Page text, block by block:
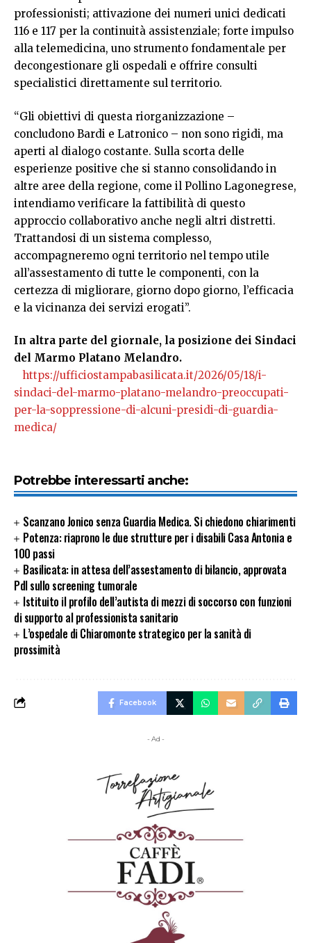
professionisti; attivazione dei numeri unici dedicati
116 e 117 per la continuità assistenziale; forte impulso
alla telemedicina, uno strumento fondamentale per
decongestionare gli ospedali e offrire consulti
specialistici direttamente sul territorio.
“Gli obiettivi di questa riorganizzazione –
concludono Bardi e Latronico – non sono rigidi, ma
aperti al dialogo costante. Sulla scorta delle
esperienze positive che si stanno consolidando in
altre aree della regione, come il Pollino Lagonegrese,
intendiamo verificare la fattibilità di questo
approccio collaborativo anche negli altri distretti.
Trattandosi di un sistema complesso,
accompagneremo ogni territorio nel tempo utile
all’assestamento di tutte le componenti, con la
certezza di migliorare, giorno dopo giorno, l’efficacia
e la vicinanza dei servizi erogati”.
In altra parte del giornale, la posizione dei Sindaci
del Marmo Platano Melandro.
https://ufficiostampabasilicata.it/2026/05/18/i-
sindaci-del-marmo-platano-melandro-preoccupati-
per-la-soppressione-di-alcuni-presidi-di-guardia-
medica/
Potrebbe interessarti anche:
Scanzano Jonico senza Guardia Medica. Si chiedono chiarimenti
Potenza: riaprono le due strutture per i disabili Casa Antonia e
100 passi
Basilicata: in attesa dell’assestamento di bilancio, approvata
Pdl sullo screening tumorale
Istituito il profilo dell’autista di mezzi di soccorso con funzioni
di supporto al professionista sanitario
L’ospedale di Chiaromonte strategico per la sanità di
prossimità
Facebook
- Ad -